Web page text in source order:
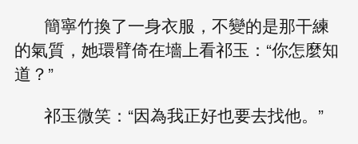
簡寧竹換了一身衣服，不變的是那干練
的氣質，她環臂倚在墻上看祁玉：“你怎麼知
道？”
祁玉微笑：“因為我正好也要去找他。”